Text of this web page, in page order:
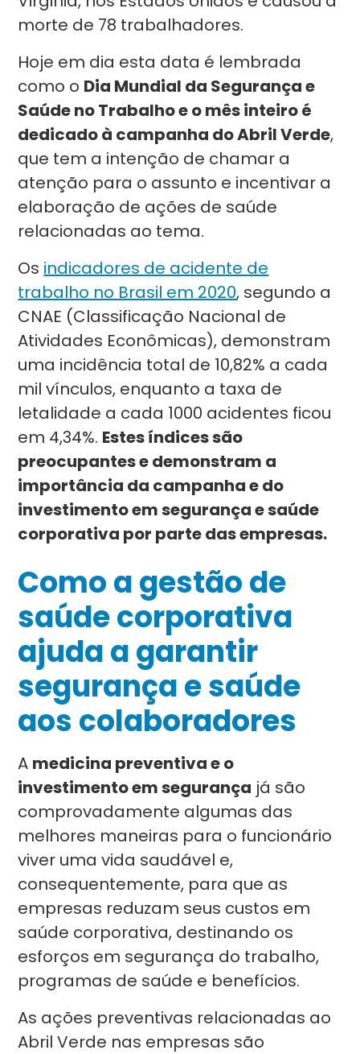
morte de 78 trabalhadores.
Hoje em dia esta data é lembrada
como o Dia Mundial da Segurança e
Saúde no Trabalho e o mês inteiro é
dedicado à campanha do Abril Verde,
que tem a intenção de chamar a
atenção para o assunto e incentivar a
elaboração de ações de saúde
relacionadas ao tema.
Os indicadores de acidente de
trabalho no Brasil em 2020, segundo a
CNAE (Classificação Nacional de
Atividades Econômicas), demonstram
uma incidência total de 10,82% a cada
mil vínculos, enquanto a taxa de
letalidade a cada 1000 acidentes ficou
em 4,34%. Estes índices são
preocupantes e demonstram a
importância da campanha e do
investimento em segurança e saúde
corporativa por parte das empresas.
Como a gestão de
saúde corporativa
ajuda a garantir
segurança e saúde
aos colaboradores
A medicina preventiva e o
investimento em segurança já são
comprovadamente algumas das
melhores maneiras para o funcionário
viver uma vida saudável e,
consequentemente, para que as
empresas reduzam seus custos em
saúde corporativa, destinando os
esforços em segurança do trabalho,
programas de saúde e benefícios.
As ações preventivas relacionadas ao
Abril Verde nas empresas são